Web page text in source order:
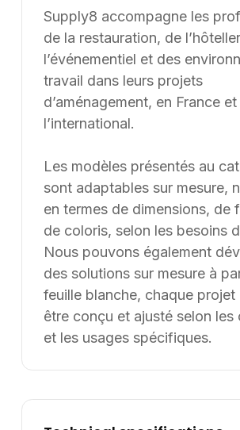
Une erreur
survenue
Nous avons rencontré un
chargement de
Rafraîchir la page